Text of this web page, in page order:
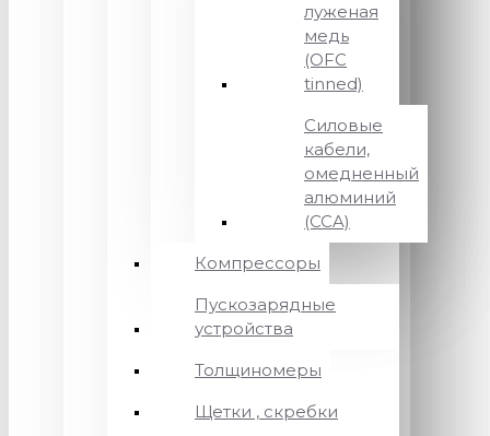
луженая
медь
(OFC
tinned)
Силовые
кабели,
омедненный
алюминий
(CCA)
Компрессоры
Пускозарядные
устройства
Толщиномеры
Щетки , скребки